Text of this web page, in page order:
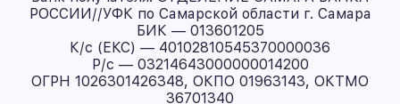
РОССИИ//УФК по Самарской области г. Самара
БИК — 013601205
К/с (ЕКС) — 40102810545370000036
Р/с — 03214643000000014200
ОГРН 1026301426348, ОКПО 01963143, ОКТМО
36701340